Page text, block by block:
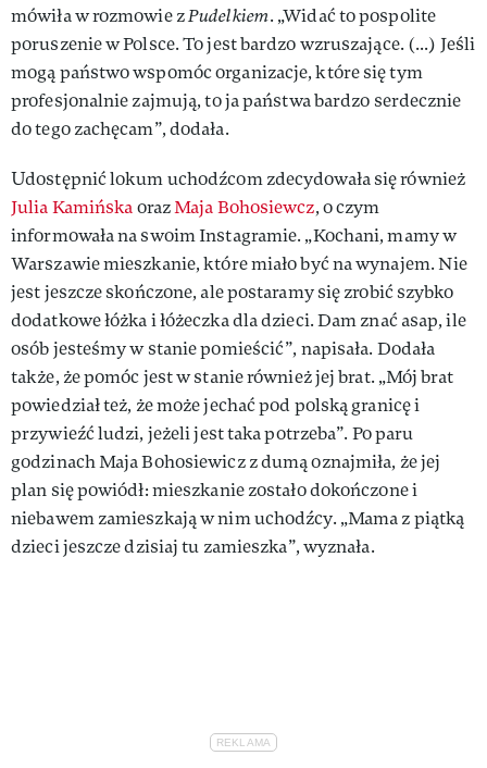
mówiła w rozmowie zPudelkiem. „Widać to pospolite
poruszenie w Polsce. To jest bardzo wzruszające. (...) Jeśli
mogą państwo wspomóc organizacje, które się tym
profesjonalnie zajmują, to ja państwa bardzo serdecznie
do tego zachęcam”, dodała.
Udostępnić lokum uchodźcom zdecydowała się również
Julia KamińskaorazMaja Bohosiewcz, o czym
informowała na swoim Instagramie. „Kochani, mamy w
Warszawie mieszkanie, które miało być na wynajem. Nie
jest jeszcze skończone, ale postaramy się zrobić szybko
dodatkowe łóżka i łóżeczka dla dzieci. Dam znać asap, ile
osób jesteśmy w stanie pomieścić”, napisała. Dodała
także, że pomóc jest w stanie również jej brat. „Mój brat
powiedział też, że może jechać pod polską granicę i
przywieźć ludzi, jeżeli jest taka potrzeba”. Po paru
godzinach Maja Bohosiewicz z dumą oznajmiła, że jej
plan się powiódł: mieszkanie zostało dokończone i
niebawem zamieszkają w nim uchodźcy. „Mama z piątką
dzieci jeszcze dzisiaj tu zamieszka”, wyznała.